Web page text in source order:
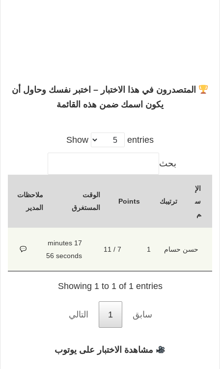
المتصدرون في هذا الاختبار – اختبر نفسك وحاول أن
يكون اسمك ضمن هذه القائمة
Show entries
بحث
الإ
س
م
ترتيبك Points
الوقت
المستغرق
ملاحظات
المدير
حسن حسام 1
7 / 11
17 minutes
56 seconds
Showing 1 to 1 of 1 entries
سابق 1 التالي
مشاهدة الاختبار على يوتوب